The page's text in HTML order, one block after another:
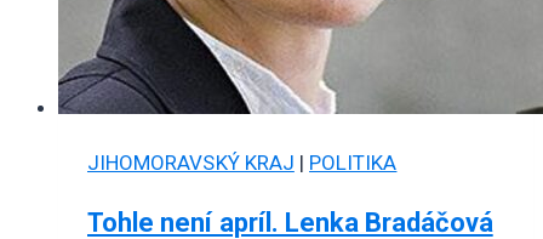
JIHOMORAVSKÝ KRAJ | POLITIKA
Tohle není apríl. Lenka Bradáčová